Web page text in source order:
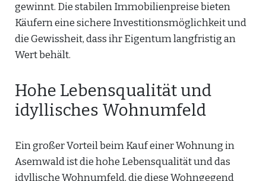
gewinnt. Die stabilen Immobilienpreise bieten
Käufern eine sichere Investitionsmöglichkeit und
die Gewissheit, dass ihr Eigentum langfristig an
Wert behält.
Hohe Lebensqualität und
idyllisches Wohnumfeld
Ein großer Vorteil beim Kauf einer Wohnung in
Asemwald ist die hohe Lebensqualität und das
idyllische Wohnumfeld, die diese Wohngegend